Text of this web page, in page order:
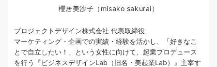
櫻居美沙子（misako sakurai）
プロジェクトデザイン株式会社 代表取締役
マーケティング・企画での実績・経験を活かし、「好きなこ
とで自立したい！」という女性に向けて、起業プロデュース
を行う『ビジネスデザインLab（旧名・美起業Lab）』主宰す